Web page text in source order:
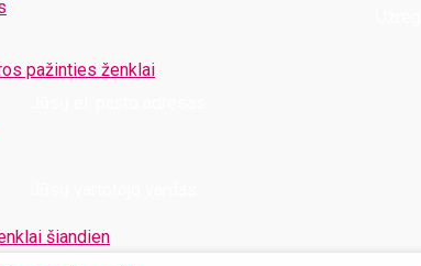
pažinties ženklai
šiandien